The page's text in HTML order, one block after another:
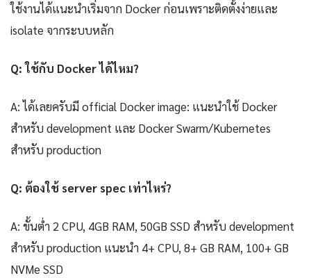
ใช้งานได้แนะนำเริ่มจาก Docker ก่อนเพราะติดตั้งง่ายและ
isolate จากระบบหลัก
Q: ใช้กับ Docker ได้ไหม?
A: ได้เลยครับมี official Docker image: แนะนำใช้ Docker
สำหรับ development และ Docker Swarm/Kubernetes
สำหรับ production
Q: ต้องใช้ server spec เท่าไหร่?
A: ขั้นต่ำ 2 CPU, 4GB RAM, 50GB SSD สำหรับ development
สำหรับ production แนะนำ 4+ CPU, 8+ GB RAM, 100+ GB
NVMe SSD